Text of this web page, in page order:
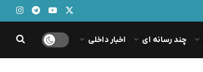
چند رسانه ای اخبار داخلی